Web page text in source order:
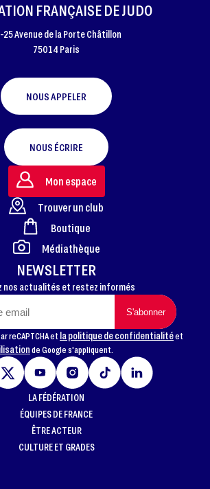
FOOTER
FRANÇAISE DE JUDO
25 Avenue de la Porte Châtillon
75014 Paris
NOUS APPELER
NOUS ÉCRIRE
NEWSLETTER
nos actualités et restez informés
reCAPTCHA et la politique de confidentialitéet
de Google s'appliquent.
Mon espace
Trouver un club
Boutique
Médiathèque
LA FÉDÉRATION
ÉQUIPES DE FRANCE
ÊTRE ACTEUR
CULTURE ET GRADES